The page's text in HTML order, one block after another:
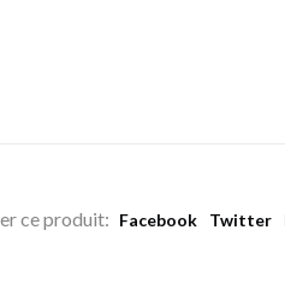
ce produit: Facebook Twitter